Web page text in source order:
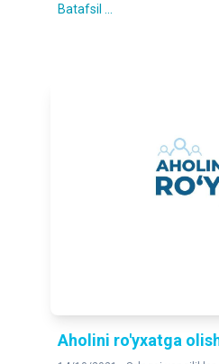
Batafsil ...
Aholini ro'yxatga